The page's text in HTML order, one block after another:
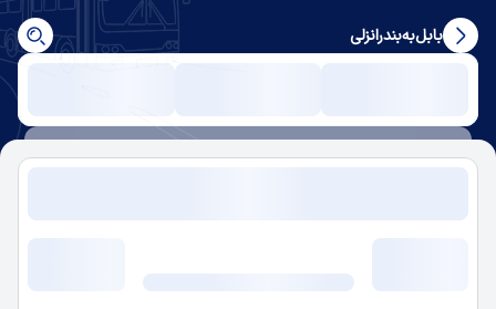
بابلبهبندرانزلی